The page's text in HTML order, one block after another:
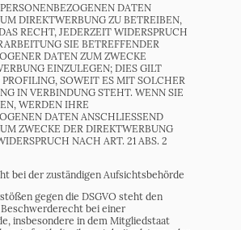
DATEN
DIREKTWERBUNG ZU BETREIBEN,
RECHT, JEDERZEIT WIDERSPRUCH
SIE BETREFFENDER
DATEN ZUM ZWECKE
EINZULEGEN; DIES GILT
PROFILING, SOWEIT ES MIT SOLCHER
IN VERBINDUNG STEHT. WENN SIE
WERDEN IHRE
DATEN ANSCHLIESSEND
ZWECKE DER DIREKTWERBUNG
NACH ART. 21 ABS. 2
bei der zuständigen Aufsichts­behörde
gegen die DSGVO steht den
bei einer
insbesondere in dem Mitgliedstaat